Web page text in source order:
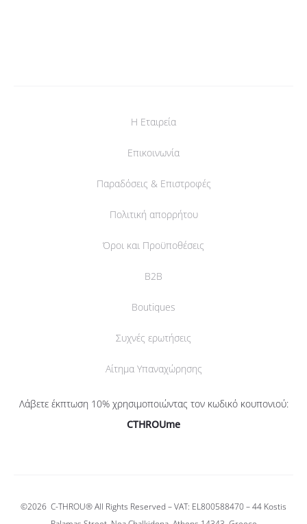
Η Εταιρεία
Επικοινωνία
Παραδόσεις & Επιστροφές
Πολιτική απορρήτου
Όροι και Προϋποθέσεις
B2B
Boutiques
Συχνές ερωτήσεις
Αίτημα Υπαναχώρησης
Λάβετε έκπτωση 10% χρησιμοποιώντας τον κωδικό κουπονιού:
CTHROUme
©2026 C-THROU®All Rights Reserved – VAT: EL800588470 –44 Kostis